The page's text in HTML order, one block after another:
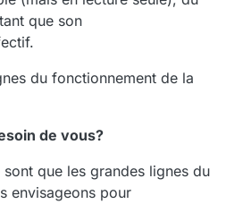
que son
du fonctionnement de la
de vous?
que les grandes lignes du
envisageons pour